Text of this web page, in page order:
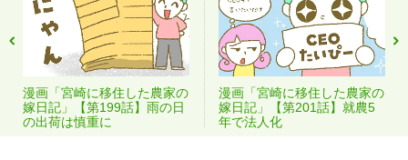
漫画「宮崎に移住した農家の
嫁日記」【第199話】雨の日
の出荷は慎重に
漫画「宮崎に移住した農家の
嫁日記」【第201話】就農5
年で法人化